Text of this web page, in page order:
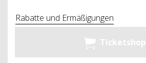
Rabatte und Ermäßigungen
Ticketshop